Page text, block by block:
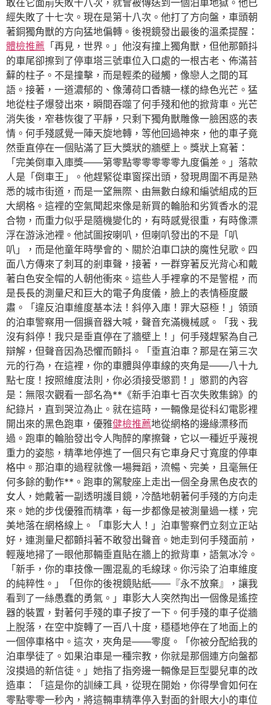
敢在它面前失敗十八次，就會被傳送到一個泊車地獄。他已
經失敗了十七次。現在是第十八次。他打了方向盤，車頭朝
著銅獨角獸的方向猛地偏轉。後視鏡發出最後的溫柔提醒：
體檢推薦 「再見，世界。」他沒有撞上獨角獸，但他那顫抖
的車尾卻擦到了停車塔三號車位入口處的一根古老、佈滿苔
蘚的柱子。不是撞擊，而是輕柔的碰觸，像戀人之間的耳
語。接著，一道濃郁的、像薄荷口香糖一樣的綠色光芒。猛
地從柱子爆發出來，瞬間吞噬了何手殘和他的掀背車。光芒
消失後，窄巷恢復了平靜，只剩下獨角獸雕像一臉困惑的表
情。何手殘感覺一陣天旋地轉，等他回過神來，他的車子竟
然垂直停在一個貼滿了巨大獎狀的牆壁上。獎狀上寫著：
「完美倒車入庫獎——第零點零零零零零九度偏差。」落款
人是「倒車王」。他趕緊從車窗探出頭，發現周圍不再是熟
悉的城市街道，而是一望無際、由無數白線和編號組成的巨
大網格。這裡的空氣聞起來像是新買的輪胎和劣質香水的混
合物，而重力似乎是隨機變化的，有時感覺很重，有時像漂
浮在游泳池裡。他試圖按喇叭，但喇叭發出的不是「叭
叭」，而是他童年時學會的、關於泊車口訣的魔性兒歌。四
面八方傳來了刺耳的剎車聲，接著，一群穿著反光背心和戴
著白色安全帽的人朝他衝來。這些人手裡拿的不是警棍，而
是長長的測量尺和巨大的電子角度儀，臉上的表情極度嚴
肅。「違反泊車維度基本法！斜停入庫！罪大惡極！」領頭
的泊車警察用一個擴音器大喊，聲音充滿機械感。「我、我
沒有斜停！我只是垂直停在了牆壁上！」何手殘趕緊為自己
辯解，但聲音因為恐懼而顫抖。「垂直泊車？那是在第三次
元的行為，在這裡，你的車體與停車線的夾角是——八十九
點七度！按照維度法則，你必須接受懲罰！」懲罰的內容
是：無限次觀看一部名為**《新手泊車七百次失敗集錦》的
紀錄片，直到哭泣為止。就在這時，一輛像是從科幻電影裡
開出來的黑色跑車，優雅健檢推薦地從網格的邊緣漂移而
過。跑車的輪胎發出令人陶醉的摩擦聲，它以一種近乎蔑視
重力的姿態，精準地停進了一個只有它車身尺寸寬度的停車
格中。那泊車的過程就像一場舞蹈，流暢、完美，且毫無任
何多餘的動作**。跑車的駕駛座上走出一個全身黑色皮衣的
女人，她戴著一副透明護目鏡，冷酷地朝著何手殘的方向走
來。她的步伐優雅而精準，每一步都像是被測量過一樣，完
美地落在網格線上。「車影大人！」泊車警察們立刻立正站
好，連測量尺都顫抖著不敢發出聲音。她走到何手殘面前，
輕蔑地掃了一眼他那輛垂直貼在牆上的掀背車，語氣冰冷。
「新手，你的車技像一團混亂的毛線球。你污染了泊車維度
的純粹性。」「但你的後視鏡貼紙——『永不放棄』，讓我
看到了一絲愚蠢的勇氣。」車影大人突然掏出一個像是遙控
器的裝置，對著何手殘的車子按了一下。何手殘的車子從牆
上脫落，在空中旋轉了一百八十度，穩穩地停在了地面上的
一個停車格中。這次，夾角是——零度。「你被分配給我的
泊車學徒了。如果泊車是一種宗教，你就是那個連方向盤都
沒摸過的新信徒。」她指了指旁邊一輛像是巨型嬰兒車的改
造車：「這是你的訓練工具，從現在開始，你得學會如何在
零點零零一秒內，將這輛車精準停入對面的針眼大小的車位